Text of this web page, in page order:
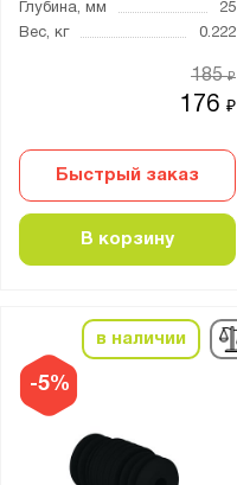
Глубина, мм
25
Вес, кг
0.222
176₽
185₽
Быстрый заказ
В корзину
-5%
в наличии
Цвет:
Муар металлик
Сигнальный
Транспортный
Цвет: